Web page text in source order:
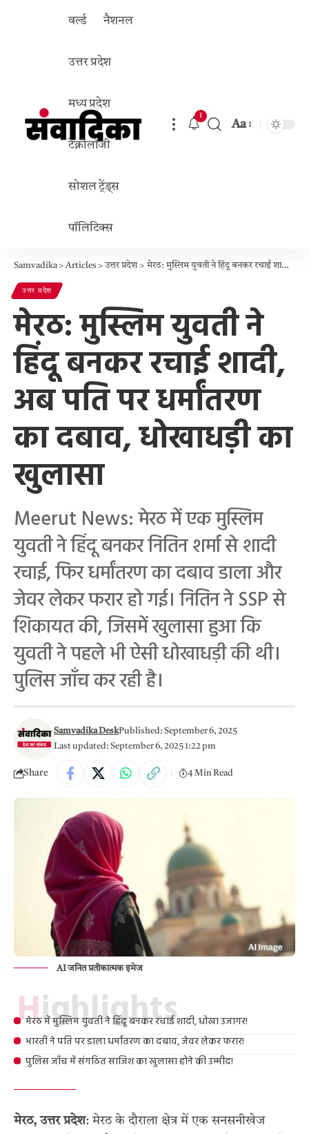
वर्ल्ड नैशनल
उत्तर प्रदेश
मध्य प्रदेश
टेक्नोलॉजी
सोशल ट्रेंड्स
पॉलिटिक्स
1
Aa
Samvadika>Articles >उत्तर प्रदेश>मेरठ: मुस्लिम युवती ने हिंदू बनकर रचाई शादी, अब पति पर धर्मांतरण का दबाव, धोखाधड़ी का खुलासा
उत्तर प्रदेश
मेरठ: मुस्लिम युवती ने
हिंदू बनकर रचाई शादी,
अब पति पर धर्मांतरण
का दबाव, धोखाधड़ी का
खुलासा
Meerut News: मेरठ में एक मुस्लिम
युवती ने हिंदू बनकर नितिन शर्मा से शादी
रचाई, फिर धर्मांतरण का दबाव डाला और
जेवर लेकर फरार हो गई। नितिन ने SSP से
शिकायत की, जिसमें खुलासा हुआ कि
युवती ने पहले भी ऐसी धोखाधड़ी की थी।
पुलिस जाँच कर रही है।
Last updated: September 6, 2025 1:22 pm
Samvadika DeskPublished: September 6, 2025
Share 4 Min Read
AI जनित प्रतीकात्मक इमेज
Highlights
मेरठ में मुस्लिम युवती ने हिंदू बनकर रचाई शादी, धोखा उजागर!
भारती ने पति पर डाला धर्मांतरण का दबाव, जेवर लेकर फरार!
पुलिस जाँच में संगठित साजिश का खुलासा होने की उम्मीद!
मेरठ, उत्तर प्रदेश: मेरठ के दौराला क्षेत्र में एक सनसनीखेज